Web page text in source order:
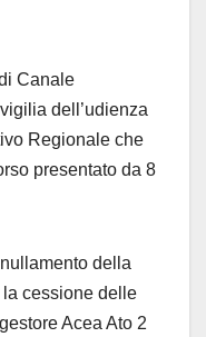
Canale
dell’udienza
Regionale che
presentato da 8
della
cessione delle
Acea Ato 2